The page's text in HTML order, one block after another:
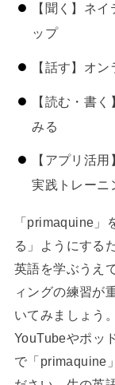
【聞く】ネ
ップ
【話す】オ
【読む・書
みる
【アプリ活
実践トレーニ
「primaquine」
る」ようにする
英語を学ぶうえ
ィングの練習が
いてみましょう
YouTubeやポッ
で「primaquine